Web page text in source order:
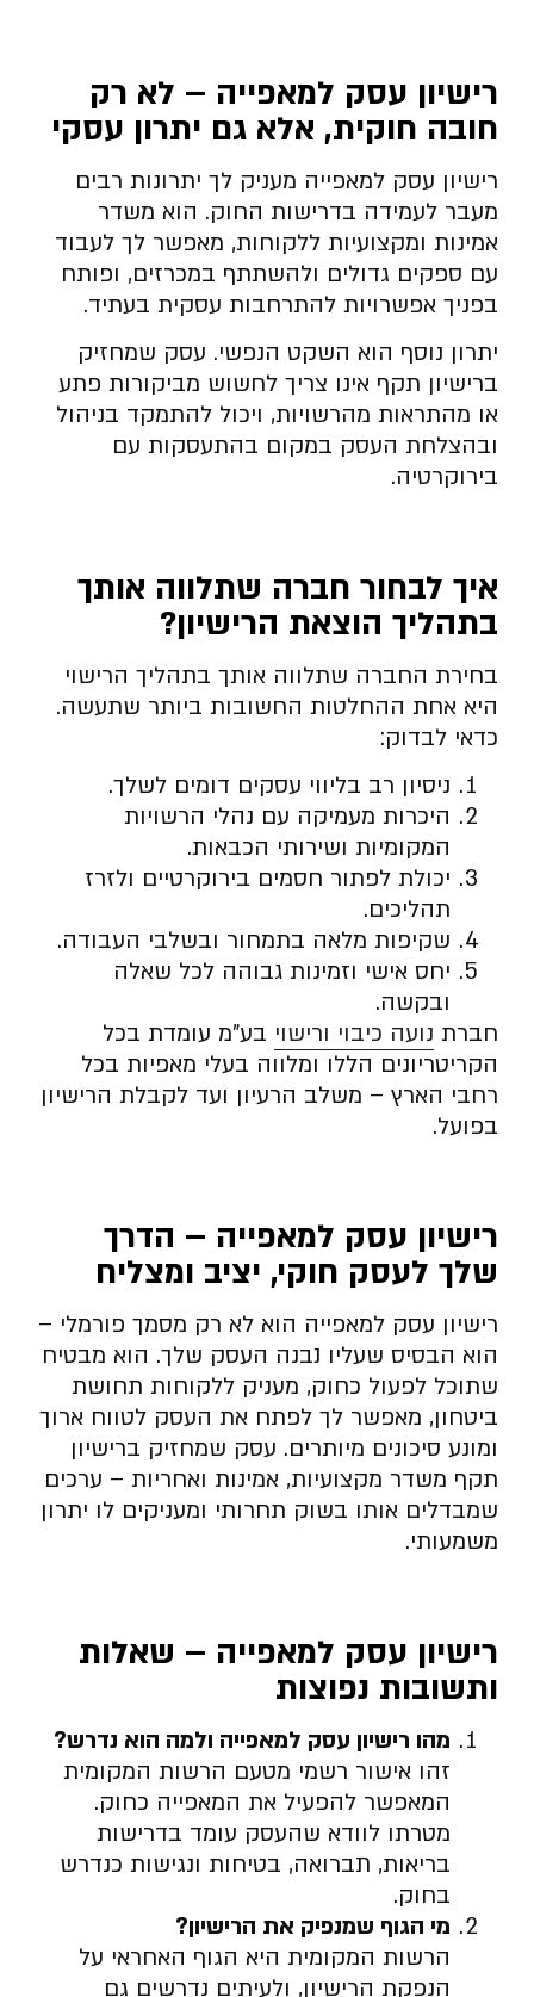
רישיון עסק למאפייה – לא רק
חובה חוקית, אלא גם יתרון עסקי
רישיון עסק למאפייה מעניק לך יתרונות רבים
מעבר לעמידה בדרישות החוק. הוא משדר
אמינות ומקצועיות ללקוחות, מאפשר לך לעבוד
עם ספקים גדולים ולהשתתף במכרזים, ופותח
בפניך אפשרויות להתרחבות עסקית בעתיד.
יתרון נוסף הוא השקט הנפשי. עסק שמחזיק
ברישיון תקף אינו צריך לחשוש מביקורות פתע
או מהתראות מהרשויות, ויכול להתמקד בניהול
ובהצלחת העסק במקום בהתעסקות עם
בירוקרטיה.
איך לבחור חברה שתלווה אותך
בתהליך הוצאת הרישיון?
בחירת החברה שתלווה אותך בתהליך הרישוי
היא אחת ההחלטות החשובות ביותר שתעשה.
כדאי לבדוק:
ניסיון רב בליווי עסקים דומים לשלך.
היכרות מעמיקה עם נהלי הרשויות
המקומיות ושירותי הכבאות.
יכולת לפתור חסמים בירוקרטיים ולזרז
תהליכים.
שקיפות מלאה בתמחור ובשלבי העבודה.
יחס אישי וזמינות גבוהה לכל שאלה
ובקשה.
חברת נועה כיבוי ורישוי בע”מ עומדת בכל
הקריטריונים הללו ומלווה בעלי מאפיות בכל
רחבי הארץ – משלב הרעיון ועד לקבלת הרישיון
בפועל.
רישיון עסק למאפייה – הדרך
שלך לעסק חוקי, יציב ומצליח
רישיון עסק למאפייה הוא לא רק מסמך פורמלי –
הוא הבסיס שעליו נבנה העסק שלך. הוא מבטיח
שתוכל לפעול כחוק, מעניק ללקוחות תחושת
ביטחון, מאפשר לך לפתח את העסק לטווח ארוך
ומונע סיכונים מיותרים. עסק שמחזיק ברישיון
תקף משדר מקצועיות, אמינות ואחריות – ערכים
שמבדלים אותו בשוק תחרותי ומעניקים לו יתרון
משמעותי.
רישיון עסק למאפייה – שאלות
ותשובות נפוצות
מהו רישיון עסק למאפייה ולמה הוא נדרש?
זהו אישור רשמי מטעם הרשות המקומית
המאפשר להפעיל את המאפייה כחוק.
מטרתו לוודא שהעסק עומד בדרישות
בריאות, תברואה, בטיחות ונגישות כנדרש
בחוק.
מי הגוף שמנפיק את הרישיון?
הרשות המקומית היא הגוף האחראי על
הנפקת הרישיון, ולעיתים נדרשים גם